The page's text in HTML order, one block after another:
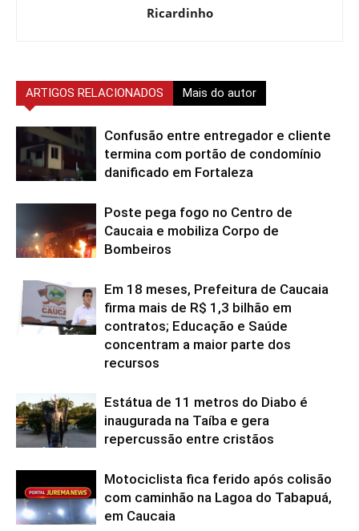
Ricardinho
ARTIGOS RELACIONADOS Mais do autor
Confusão entre entregador e cliente
termina com portão de condomínio
danificado em Fortaleza
Poste pega fogo no Centro de
Caucaia e mobiliza Corpo de
Bombeiros
Em 18 meses, Prefeitura de Caucaia
firma mais de R$ 1,3 bilhão em
contratos; Educação e Saúde
concentram a maior parte dos
recursos
Estátua de 11 metros do Diabo é
inaugurada na Taíba e gera
repercussão entre cristãos
Motociclista fica ferido após colisão
com caminhão na Lagoa do Tabapuá,
em Caucaia